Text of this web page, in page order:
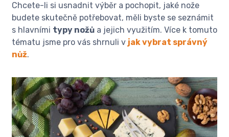
Chcete-li si usnadnit výběr a pochopit, jaké nože
budete skutečně potřebovat, měli byste se seznámit
s hlavními typy nožů a jejich využitím. Více k tomuto
tématu jsme pro vás shrnuli v jak vybrat správný
nůž.